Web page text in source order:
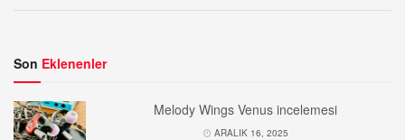
Son Eklenenler
Melody Wings Venus incelemesi
ARALIK 16, 2025